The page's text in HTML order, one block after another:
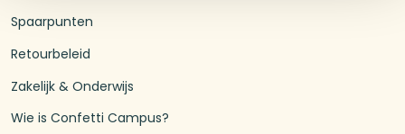
Spaarpunten
Retourbeleid
Zakelijk & Onderwijs
Wie is Confetti Campus?